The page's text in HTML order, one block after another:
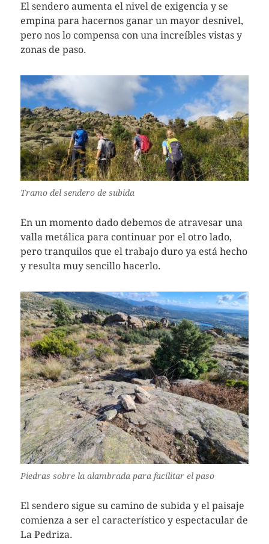
El sendero aumenta el nivel de exigencia y se
empina para hacernos ganar un mayor desnivel,
pero nos lo compensa con una increíbles vistas y
zonas de paso.
Tramo del sendero de subida
En un momento dado debemos de atravesar una
valla metálica para continuar por el otro lado,
pero tranquilos que el trabajo duro ya está hecho
y resulta muy sencillo hacerlo.
Piedras sobre la alambrada para facilitar el paso
El sendero sigue su camino de subida y el paisaje
comienza a ser el característico y espectacular de
La Pedriza.